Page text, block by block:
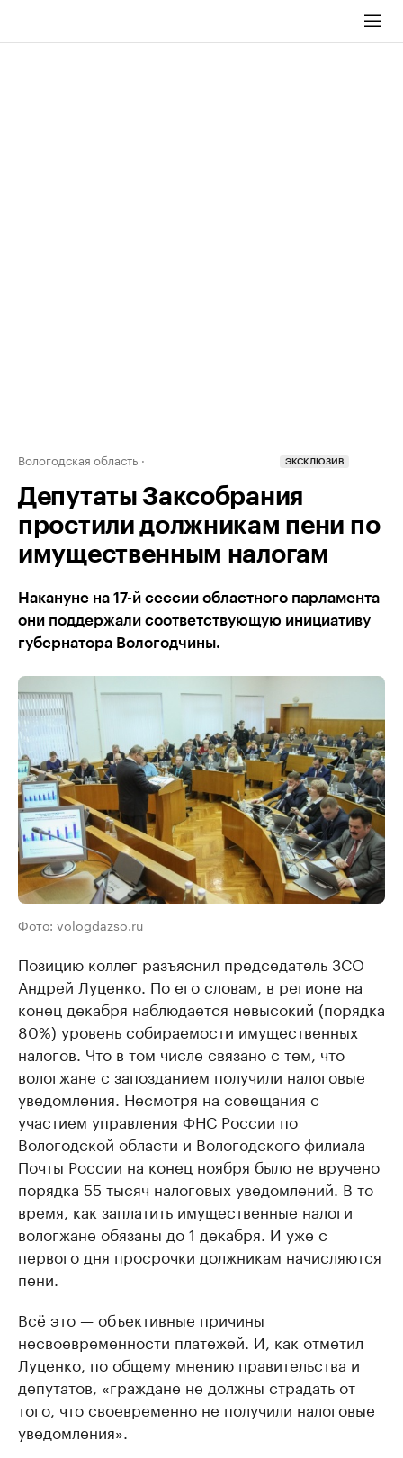
Вологодская область ЭКСКЛЮЗИВ
Депутаты Заксобрания
простили должникам пени по
имущественным налогам
Накануне на 17-й сессии областного парламента
они поддержали соответствующую инициативу
губернатора Вологодчины.
Фото: vologdazso.ru
Позицию коллег разъяснил председатель ЗСО
Андрей Луценко. По его словам, в регионе на
конец декабря наблюдается невысокий (порядка
80%) уровень собираемости имущественных
налогов. Что в том числе связано с тем, что
вологжане с запозданием получили налоговые
уведомления. Несмотря на совещания с
участием управления ФНС России по
Вологодской области и Вологодского филиала
Почты России на конец ноября было не вручено
порядка 55 тысяч налоговых уведомлений. В то
время, как заплатить имущественные налоги
вологжане обязаны до 1 декабря. И уже с
первого дня просрочки должникам начисляются
пени.
Всё это — объективные причины
несвоевременности платежей. И, как отметил
Луценко, по общему мнению правительства и
депутатов, «граждане не должны страдать от
того, что своевременно не получили налоговые
уведомления».